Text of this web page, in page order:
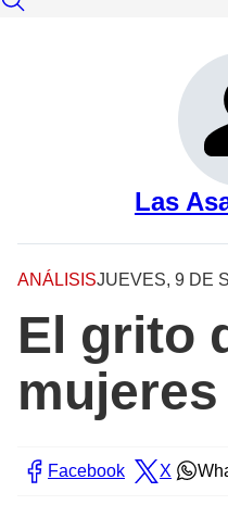
Las
ANÁLISISJUEVES, 9 DE
El grito
mujeres
Facebook X